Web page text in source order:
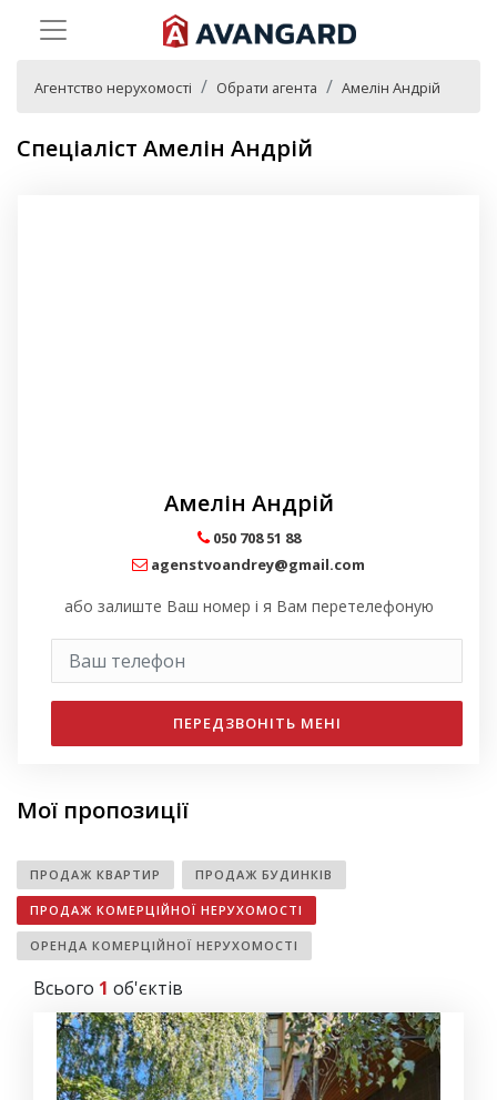
Агентство нерухомості Обрати агента Амелін Андрій
Спеціаліст Амелін Андрій
Амелін Андрій
050 708 51 88
agenstvoandrey@gmail.com
або залиште Ваш номер і я Вам перетелефоную
ПЕРЕДЗВОНІТЬ МЕНІ
Мої пропозиції
ПРОДАЖ КВАРТИР ПРОДАЖ БУДИНКІВ
ПРОДАЖ КОМЕРЦІЙНОЇ НЕРУХОМОСТІ
ОРЕНДА КОМЕРЦІЙНОЇ НЕРУХОМОСТІ
Всього 1 об'єктів